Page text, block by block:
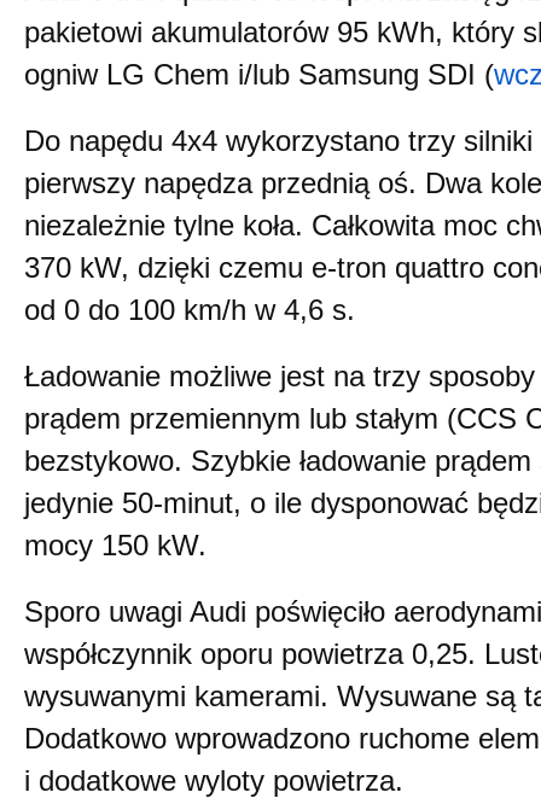
pakietowi akumulatorów 95 kWh, który
ogniw LG Chem i/lub Samsung SDI (
Do napędu 4x4 wykorzystano trzy
pierwszy napędza przednią oś. Dwa
niezależnie tylne koła. Całkowita moc
370 kW, dzięki czemu e-tron quattro
od 0 do 100 km/h w 4,6 s.
Ładowanie możliwe jest na trzy
prądem przemiennym lub stałym (CCS
bezstykowo. Szybkie ładowanie prądem
jedynie 50-minut, o ile dysponować
mocy 150 kW.
Sporo uwagi Audi poświęciło
współczynnik oporu powietrza 0,25.
wysuwanymi kamerami. Wysuwane są
Dodatkowo wprowadzono ruchome
i dodatkowe wyloty powietrza.